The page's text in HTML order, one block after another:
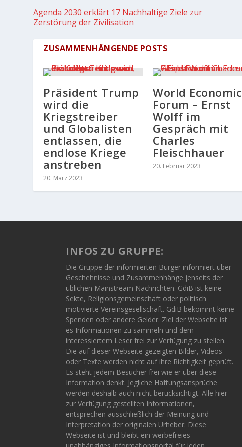
Agenda 2030 erklärt 17 Nachhaltige Ziele zur
Zerstörung der Zivilisation
ZUSAMMENHÄNGENDE POSTS
Präsident Trump
wird die
Kriegstreiber
und Globalisten
entlassen, die
endlose Kriege
anstreben
20. März 2023
World Economic
Forum – Ernst
Wolff im
Gespräch mit
Charles
Fleischhauer
20. Februar 2023
INFOS ZU GRUPPE:
Die Gruppe der informierten Bürger informiert über
Geschehnisse und Zusammenhänge jenseits der
üblichen Mainstream Nachrichten. GdiB ist keine
Sekte, Religionsgemeinschaft oder politisch
motivierte Vereinsgesellschaft. GdiB bekommt keine
Spenden oder andere Gelder. Ziel der Webseite ist
es Informationen zu sammeln und dem
interessiertem Leser frei zur Verfügung zu stellen.
Die auf dieser Webseite gezeigten Bilder, Videos
oder Texte werden nicht auf ihre Richtigkeit geprüft.
Es steht jedem Besucher frei wie er über diese
Information denkt. Jegliche Haftungsansprüche
werden deshalb auch nicht berücksichtigt. Alle hier
zur Verfügung gestellten Informationen,
entsprechen ausschließlich der Meinung und
Interpretation der originalen Urheber. Diese
Webseite ist und bleibt ein werbefreies
unabhängiges Informationsportal für jeden